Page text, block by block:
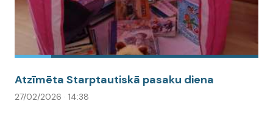
Atzīmēta Starptautiskā pasaku diena
27/02/2026 · 14:38